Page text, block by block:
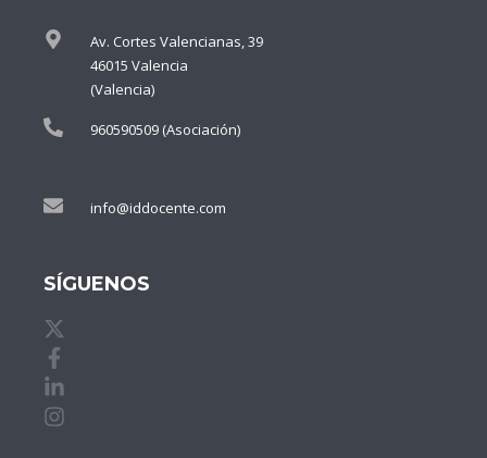
Av. Cortes Valencianas, 39
46015 Valencia
(Valencia)
960590509 (Asociación)
info@iddocente.com
SÍGUENOS